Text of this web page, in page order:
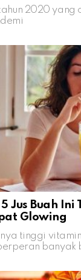
2020 yang
Jus Buah
Glowing
tinggi
banyak